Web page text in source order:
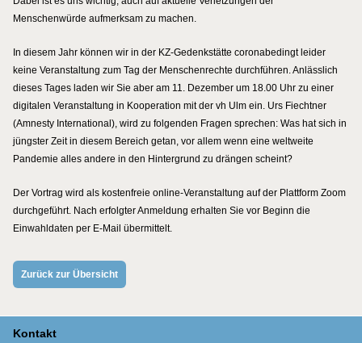
Menschenwürde aufmerksam zu machen.
In diesem Jahr können wir in der KZ-Gedenkstätte coronabedingt leider
keine Veranstaltung zum Tag der Menschenrechte durchführen. Anlässlich
dieses Tages laden wir Sie aber am 11. Dezember um 18.00 Uhr zu einer
digitalen Veranstaltung in Kooperation mit der vh Ulm ein. Urs Fiechtner
(Amnesty International), wird zu folgenden Fragen sprechen: Was hat sich in
jüngster Zeit in diesem Bereich getan, vor allem wenn eine weltweite
Pandemie alles andere in den Hintergrund zu drängen scheint?
Der Vortrag wird als kostenfreie online-Veranstaltung auf der Plattform Zoom
durchgeführt. Nach erfolgter Anmeldung erhalten Sie vor Beginn die
Einwahldaten per E-Mail übermittelt.
Zurück zur Übersicht
Kontakt